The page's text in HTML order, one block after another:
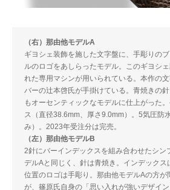
（右）那由他モデルA
ギヨシェ装飾を施した文字盤に、手彫りの
ルのロゴをあしらったモデル。このギヨシ
れた専用マシンが用いられている。本作の
バーの辻本啓氏が手掛けている。青焼きの
もオーセンティックなモデルに仕上がった
ス（直径38.6mm、厚さ9.0mm）。5気圧防
み）。2023年受注分は完売。
（左）那由他モデルB
2針にバーインデックスを組み合わせたシン
デルAと同じく、針は青焼き。インデック
位置のロゴは手彫り。那由他モデルAの方が
が、篠原氏自身の「思い入れが強いデザイ